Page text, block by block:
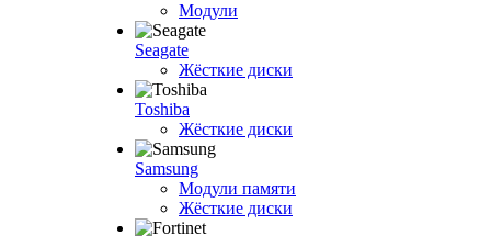
Модули
Seagate
Жёсткие диски
Toshiba
Жёсткие диски
Samsung
Модули памяти
Жёсткие диски